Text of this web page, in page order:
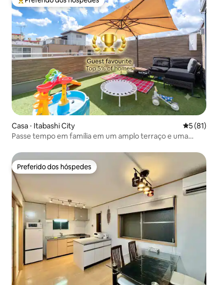
Entre os melhores preferidos dos hóspedes
Casa ⋅ Itabashi City 5 de uma
5 (81)
Passe tempo em família em um amplo terraço e uma
camas | Terraço
Preferido dos hóspedes
Preferido dos hóspedes